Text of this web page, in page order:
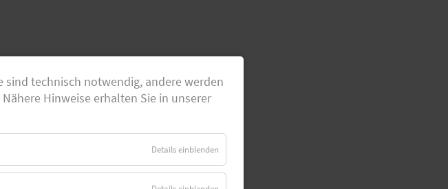
verbessert
oft „leichter“
sind technisch notwendig, andere werden
Hinweise erhalten Sie in unserer
Details einblenden